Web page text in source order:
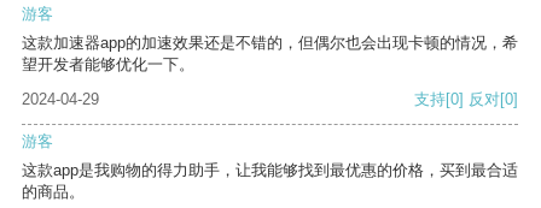
游客
这款加速器app的加速效果还是不错的，但偶尔也会出现卡顿的情况，希
望开发者能够优化一下。
2024-04-29
支持[0] 反对[0]
游客
这款app是我购物的得力助手，让我能够找到最优惠的价格，买到最合适
的商品。